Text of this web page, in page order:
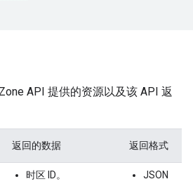
API 提供的资源以及该 API 返
返回的数据 返回格式
时区 ID。
JSON